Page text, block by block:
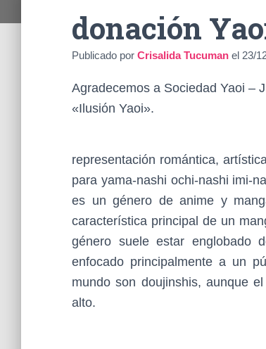
donación
Publicado por Crisalida Tucuman el 23/
Agradecemos a Sociedad Yaoi –
«Ilusión Yaoi».
representación romántica,
para yama-nashi ochi-nashi imi-
es un género de anime y
característica principal de un
género suele estar englobado
enfocado principalmente a un
mundo son doujinshis, aunque
alto.